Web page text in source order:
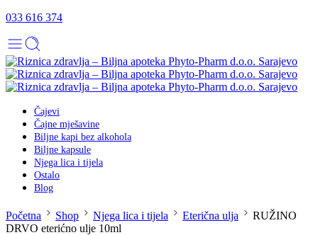
033 616 374
Čajevi
Čajne mješavine
Biljne kapi bez alkohola
Biljne kapsule
Njega lica i tijela
Ostalo
Blog
Početna Shop Njega lica i tijela Eterična ulja
RUŽINO
DRVO eterićno ulje 10ml